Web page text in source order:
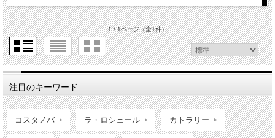
1 / 1ページ（全1件）
注目のキーワード
コスタノバ ラ・ロシェール カトラリー